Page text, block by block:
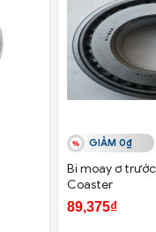
GIẢM 0₫
Bi moay ơ
Coaster
89,375₫